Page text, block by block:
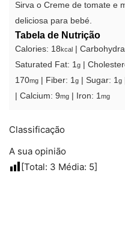
Sirva o Creme de tomate e
deliciosa para bebé.
Tabela de Nutrição
Calories: 18kcal
Saturated Fat: 1g
170mg Fiber: 1g Sugar: 1g
Calcium: 9mg Iron: 1mg
Classificação
A sua opinião
[Total: 3 Média: 5]